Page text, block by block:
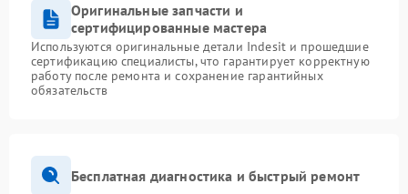
Оригинальные запчасти и
сертифицированные мастера
Используются оригинальные детали Indesit и прошедшие
сертификацию специалисты, что гарантирует корректную
работу после ремонта и сохранение гарантийных
обязательств
Бесплатная диагностика и быстрый ремонт